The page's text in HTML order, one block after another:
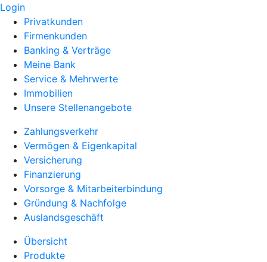
Login
Privatkunden
Firmenkunden
Banking & Verträge
Meine Bank
Service & Mehrwerte
Immobilien
Unsere Stellenangebote
Zahlungsverkehr
Vermögen & Eigenkapital
Versicherung
Finanzierung
Vorsorge & Mitarbeiterbindung
Gründung & Nachfolge
Auslandsgeschäft
Übersicht
Produkte